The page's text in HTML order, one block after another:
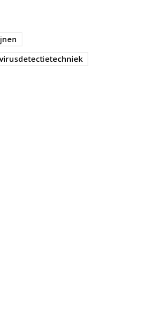
virusdetectietechniek